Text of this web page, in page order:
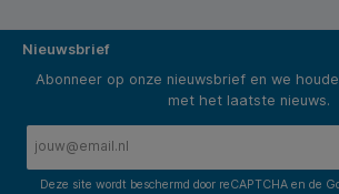
Nieuwsbrief
Abonneer op onze nieuwsbrief en we
met het laatste nieuws.
Deze site wordt beschermd door reCAPTCHA en de